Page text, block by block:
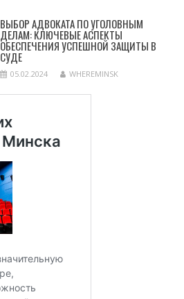
ВЫБОР АДВОКАТА ПО УГОЛОВНЫМ
ДЕЛАМ: КЛЮЧЕВЫЕ АСПЕКТЫ
ОБЕСПЕЧЕНИЯ УСПЕШНОЙ ЗАЩИТЫ В
СУДЕ
05.02.2024 WHEREMINSK